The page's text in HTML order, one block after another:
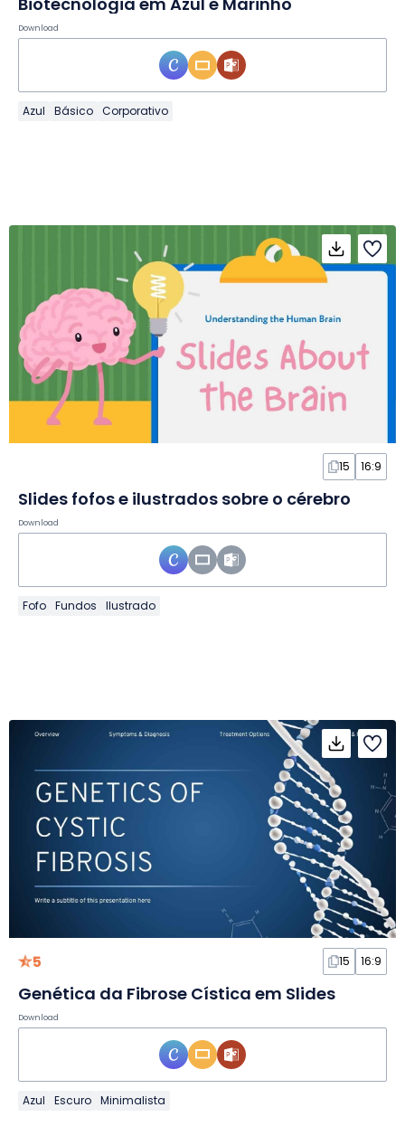
Download
Azul Básico Corporativo
15 16:9
Slides fofos e ilustrados sobre o cérebro
Download
Fofo Fundos Ilustrado
5 15 16:9
Genética da Fibrose Cística em Slides
Download
Azul Escuro Minimalista